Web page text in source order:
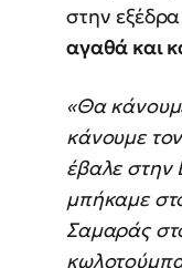
στην
αγαθά και
«Θα
κάνουμε
έβαλε στην
μπήκαμε
Σαμαράς